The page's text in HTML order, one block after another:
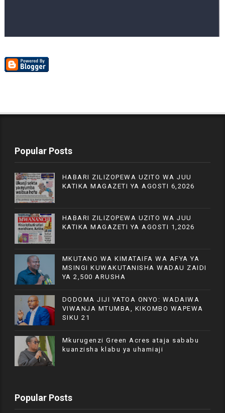
Popular Posts
HABARI ZILIZOPEWA UZITO WA JUU
KATIKA MAGAZETI YA AGOSTI 6,2026
HABARI ZILIZOPEWA UZITO WA JUU
KATIKA MAGAZETI YA AGOSTI 1,2026
MKUTANO WA KIMATAIFA WA AFYA YA
MSINGI KUWAKUTANISHA WADAU ZAIDI
YA 2,500 ARUSHA
DODOMA JIJI YATOA ONYO: WADAIWA
VIWANJA MTUMBA, KIKOMBO WAPEWA
SIKU 21
Mkurugenzi Green Acres ataja sababu
kuanzisha klabu ya uhamiaji
Popular Posts